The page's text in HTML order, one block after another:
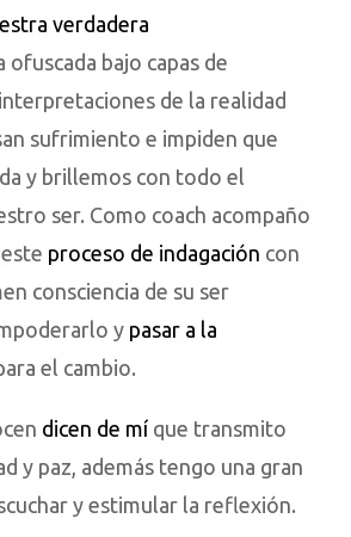
verdadera
ofuscada bajo capas de
de la realidad
sufrimiento e impiden que
y brillemos con todo el
ser. Como coach acompaño
proceso de indagación con
consciencia de su ser
y pasar a la
el cambio.
dicen de mí que transmito
y paz, además tengo una gran
y estimular la reflexión.